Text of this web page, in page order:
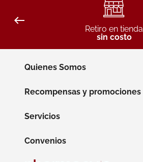
Retiro en tienda
sin costo
Quienes Somos
Recompensas y promociones
Servicios
Convenios